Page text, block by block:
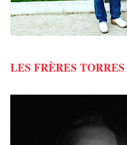
LES FRÈRES TORRES